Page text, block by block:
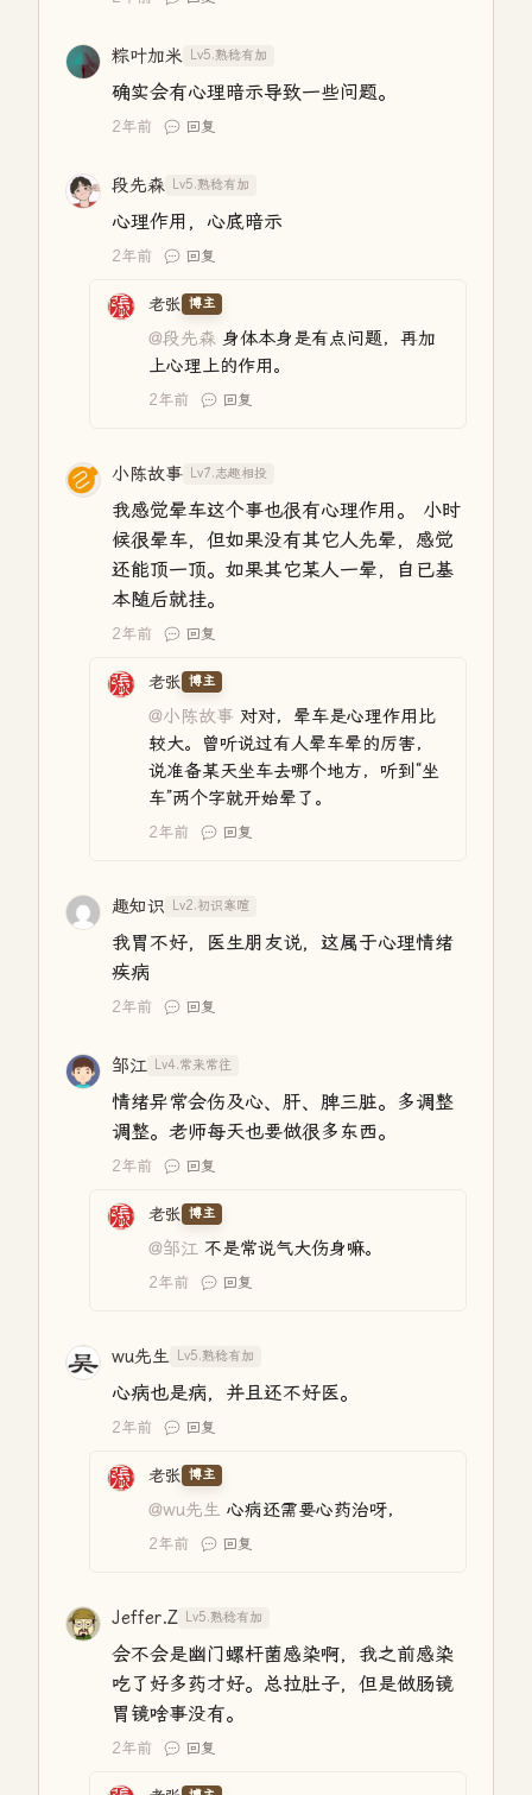
粽叶加米 Lv5.熟稔有加
确实会有心理暗示导致一些问题。
2年前 回复
段先森 Lv5.熟稔有加
心理作用，心底暗示
2年前 回复
老张 博主
@段先森 身体本身是有点问题，再加
上心理上的作用。
2年前 回复
小陈故事 Lv7.志趣相投
我感觉晕车这个事也很有心理作用。 小时
候很晕车，但如果没有其它人先晕，感觉
还能顶一顶。如果其它某人一晕，自已基
本随后就挂。
2年前 回复
老张 博主
@小陈故事 对对，晕车是心理作用比
较大。曾听说过有人晕车晕的厉害，
说准备某天坐车去哪个地方，听到“坐
车”两个字就开始晕了。
2年前 回复
趣知识 Lv2.初识寒暄
我胃不好，医生朋友说，这属于心理情绪
疾病
2年前 回复
邹江 Lv4.常来常往
情绪异常会伤及心、肝、脾三脏。多调整
调整。老师每天也要做很多东西。
2年前 回复
老张 博主
@邹江 不是常说气大伤身嘛。
2年前 回复
wu先生 Lv5.熟稔有加
心病也是病，并且还不好医。
2年前 回复
老张 博主
@wu先生 心病还需要心药治呀，
2年前 回复
Jeffer.Z Lv5.熟稔有加
会不会是幽门螺杆菌感染啊，我之前感染
吃了好多药才好。总拉肚子，但是做肠镜
胃镜啥事没有。
2年前 回复